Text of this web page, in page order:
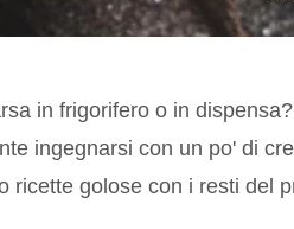
in frigorifero o in
ingegnarsi con un po' di
golose con i resti del